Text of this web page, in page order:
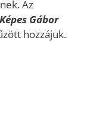
Az
Gábor
hozzájuk.